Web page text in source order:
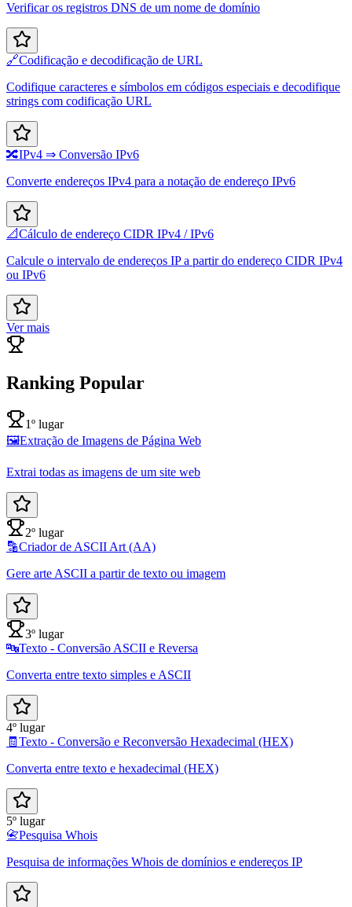
Verificar os registros DNS de um nome de domínio
🔗Codificação e decodificação de URL
Codifique caracteres e símbolos em códigos especiais e decodifique
strings com codificação URL
🔀IPv4 ⇒ Conversão IPv6
Converte endereços IPv4 para a notação de endereço IPv6
📐Cálculo de endereço CIDR IPv4 / IPv6
Calcule o intervalo de endereços IP a partir do endereço CIDR IPv4
ou IPv6
Ver mais
Ranking Popular
1º lugar
🖼️Extração de Imagens de Página Web
Extrai todas as imagens de um site web
2º lugar
🔡Criador de ASCII Art (AA)
Gere arte ASCII a partir de texto ou imagem
3º lugar
🔤Texto - Conversão ASCII e Reversa
Converta entre texto simples e ASCII
4º lugar
🧾 Texto - Conversão e Reconversão Hexadecimal (HEX)
Converta entre texto e hexadecimal (HEX)
5º lugar
📇Pesquisa Whois
Pesquisa de informações Whois de domínios e endereços IP